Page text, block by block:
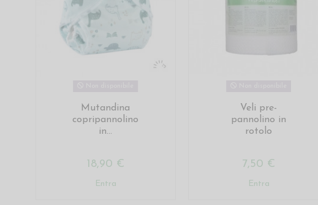
Mutandina
copripannolino
in...
18,90 €
Entra
Veli pre-
pannolino in
rotolo
7,50 €
Entra